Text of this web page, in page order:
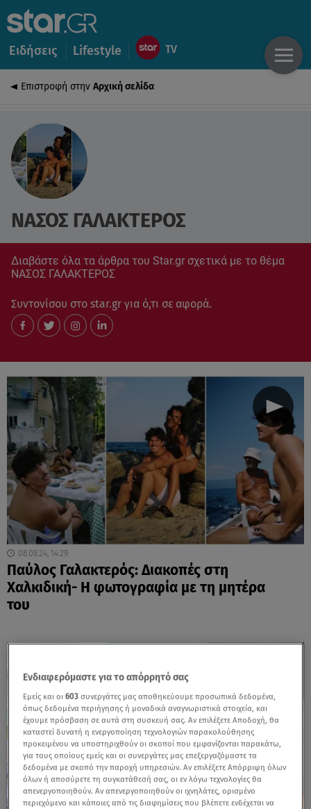
Ειδήσεις Lifestyle
Επιστροφή στην Αρχική σελίδα
ΝΑΣΟΣ ΓΑΛΑΚΤΕΡΟΣ
Διαβάστε όλα τα άρθρα του Star.gr σχετικά με το θέμα
ΝΑΣΟΣ ΓΑΛΑΚΤΕΡΟΣ
Συντονίσου στο star.gr για ό,τι σε αφορά.
08.08.24, 14:29
Παύλος Γαλακτερός: Διακοπές στη
Χαλκιδική- Η φωτογραφία με τη μητέρα
του
Ενδιαφερόμαστε για το απόρρητό σας
Εμείς και οι603 συνεργάτες μας αποθηκεύουμε προσωπικά δεδομένα,
όπως δεδομένα περιήγησης ή μοναδικά αναγνωριστικά στοιχεία, και
έχουμε πρόσβαση σε αυτά στη συσκευή σας. Αν επιλέξετε Αποδοχή, θα
καταστεί δυνατή η ενεργοποίηση τεχνολογιών παρακολούθησης
προκειμένου να υποστηριχθούν οι σκοποί που εμφανίζονται παρακάτω,
για τους οποίους εμείς και οι συνεργάτες μας επεξεργαζόμαστε τα
δεδομένα με σκοπό την παροχή υπηρεσιών. Αν επιλέξετε Απόρριψη όλων
όλων ή αποσύρετε τη συγκατάθεσή σας, οι εν λόγω τεχνολογίες θα
απενεργοποιηθούν. Αν απενεργοποιηθούν οι ιχνηλάτες, ορισμένο
περιεχόμενο και κάποιες από τις διαφημίσεις που βλέπετε ενδέχεται να